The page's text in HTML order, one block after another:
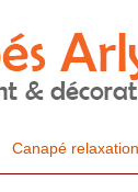
Canapé relaxation